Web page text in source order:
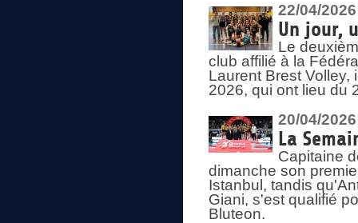
22/04/2026
Un jour,
Le
club affilié à la
Laurent Brest Volley,
2026, qui ont lieu du
20/04/2026
La
Capitaine
dimanche son
Istanbul, tandis
Giani, s'est qualifié
Bluteon.